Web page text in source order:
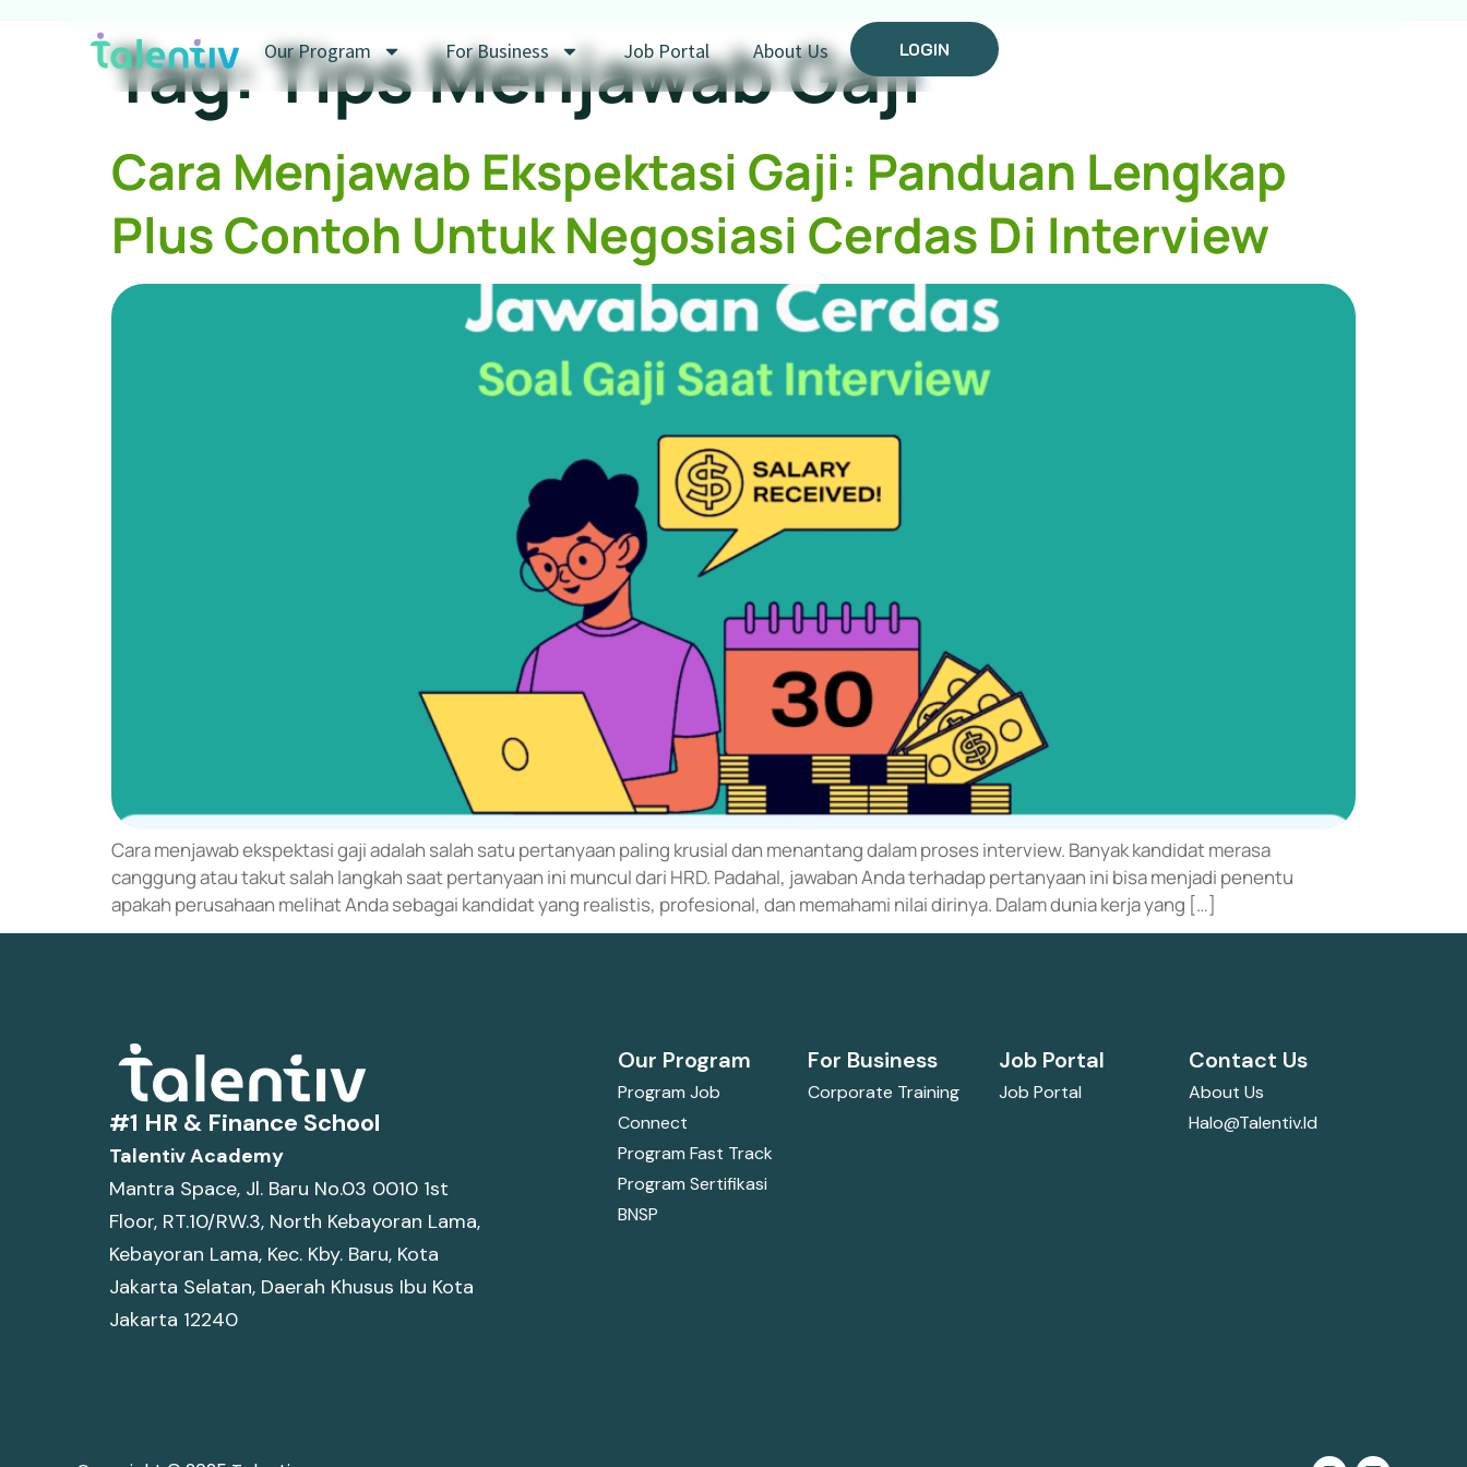
Our Program For Business Job Portal About Us LOGIN
Tag:Tips Menjawab Gaji
Cara Menjawab Ekspektasi Gaji: Panduan Lengkap
Plus Contoh Untuk Negosiasi Cerdas Di Interview
Cara menjawab ekspektasi gaji adalah salah satu pertanyaan paling krusial dan menantang dalam proses interview. Banyak kandidat merasa
canggung atau takut salah langkah saat pertanyaan ini muncul dari HRD. Padahal, jawaban Anda terhadap pertanyaan ini bisa menjadi penentu
apakah perusahaan melihat Anda sebagai kandidat yang realistis, profesional, dan memahami nilai dirinya. Dalam dunia kerja yang […]
#1 HR & Finance School
Talentiv Academy
Mantra Space, Jl. Baru No.03 0010 1st
Floor, RT.10/RW.3, North Kebayoran Lama,
Kebayoran Lama, Kec. Kby. Baru, Kota
Jakarta Selatan, Daerah Khusus Ibu Kota
Jakarta 12240
Our Program
Program Job
Connect
Program Fast Track
Program Sertifikasi
BNSP
For Business
Corporate Training
Job Portal
Job Portal
Contact Us
About Us
Halo@talentiv.id